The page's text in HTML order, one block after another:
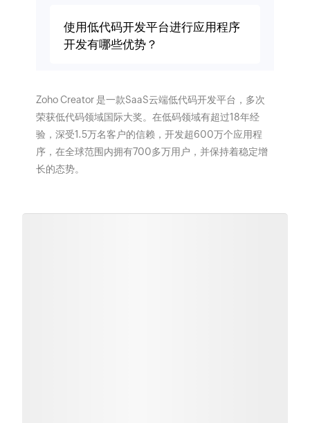
使用低代码开发平台进行应用程序
开发有哪些优势？
Zoho Creator 是一款SaaS云端低代码开发平台，多次
荣获低代码领域国际大奖。在低码领域有超过18年经
验，深受1.5万名客户的信赖，开发超600万个应用程
序，在全球范围内拥有700多万用户，并保持着稳定增
长的态势。